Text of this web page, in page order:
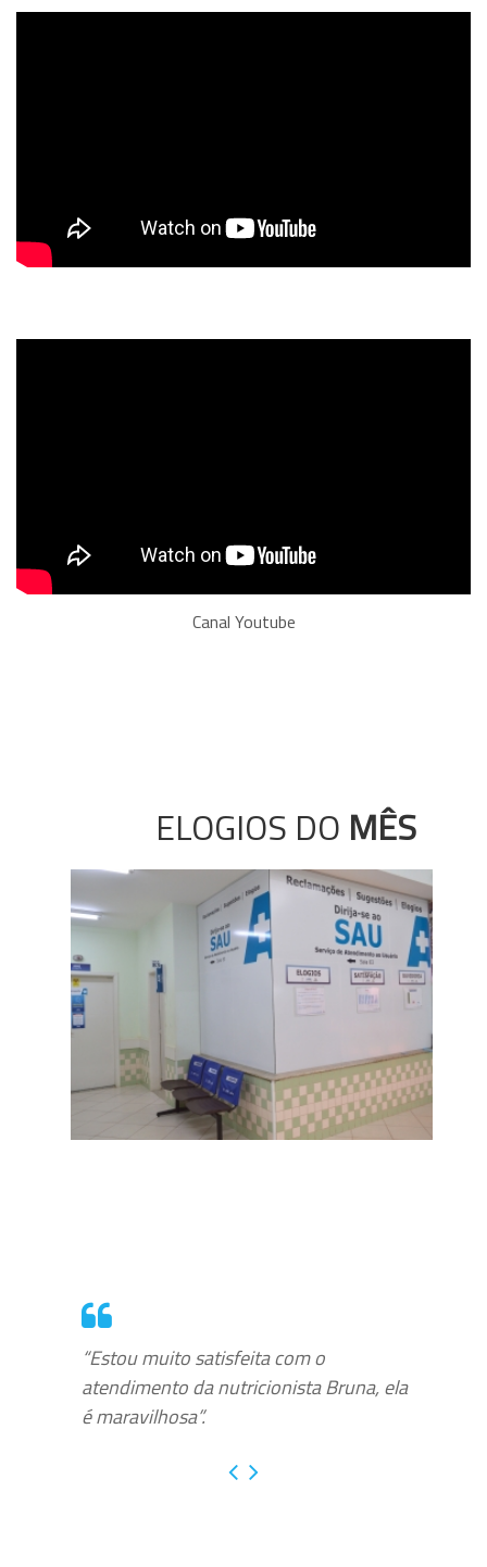
Canal Youtube
ELOGIOS DO MÊS
“Estou muito satisfeita com o
atendimento da nutricionista Bruna, ela
é maravilhosa”.